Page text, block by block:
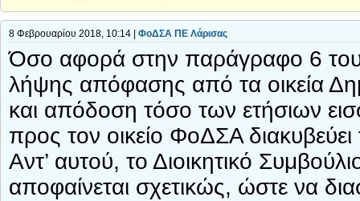
8 Φεβρουαρίου 2018, 10:14 | ΦοΔΣΑ ΠΕ Λάρισας
Όσο αφορά στην παράγραφο 6
λήψης απόφασης από τα οικεία
και απόδοση τόσο των ετήσιων
προς τον οικείο ΦοΔΣΑ
Αντ’ αυτού, το Διοικητικό
αποφαίνεται σχετικώς, ώστε να